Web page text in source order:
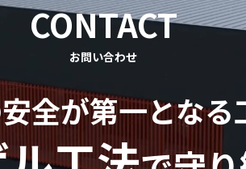
CONTACT
お問い合わせ
全が第一となる